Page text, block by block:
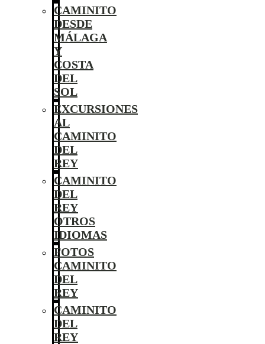
CAMINITO
DESDE
MÁLAGA
Y
COSTA
DEL
SOL
EXCURSIONES
AL
CAMINITO
DEL
REY
CAMINITO
DEL
REY
OTROS
IDIOMAS
FOTOS
CAMINITO
DEL
REY
CAMINITO
DEL
REY